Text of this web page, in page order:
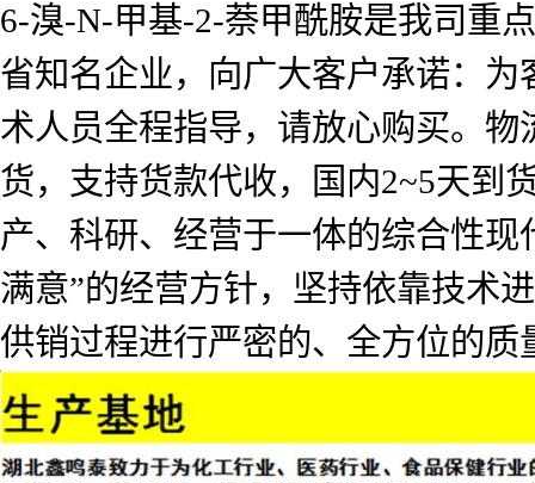
6-溴-N-甲基-2-萘甲酰胺是我司重
省知名企业，向广大客户承诺：
术人员全程指导，请放心购买。
货，支持货款代收，国内2~5天到
产、科研、经营于一体的综合性
满意”的经营方针，坚持依靠技术
供销过程进行严密的、全方位的